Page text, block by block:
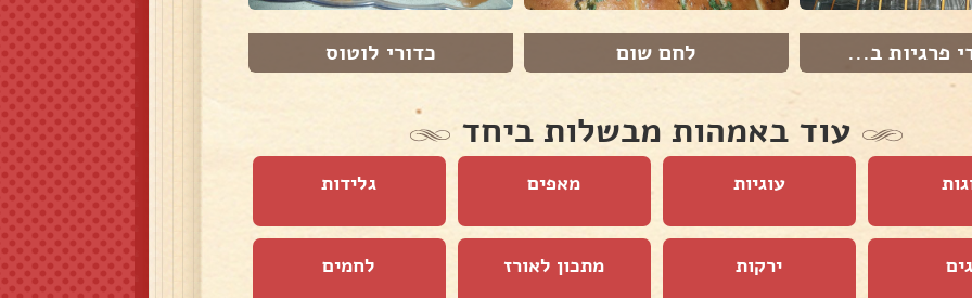
פרגיות ב... לחם שום כדורי לוטוס
עוד באמהות מבשלות ביחד
עוגיות מאפים גלידות
ירקות מתכון לאורז לחמים